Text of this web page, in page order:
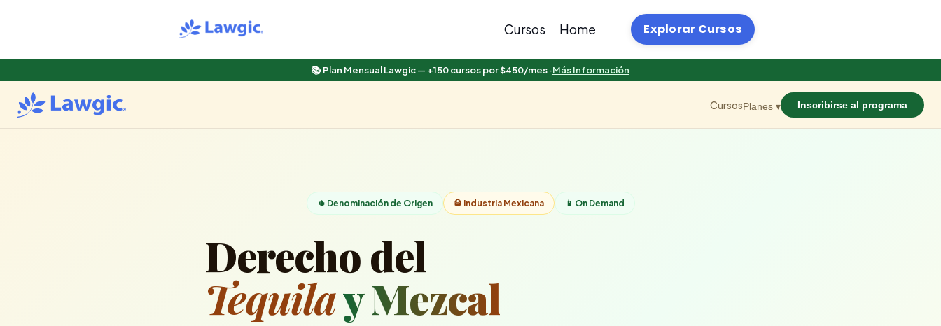
Cursos Home Explorar Cursos
📚 Plan Mensual Lawgic — +150 cursos por $450/mes ·Más Información
CursosPlanes ▾ Inscribirse al programa
🌵 Denominación de Origen 🥃 Industria Mexicana 📱 On Demand
Derecho del
Tequilay Mezcal